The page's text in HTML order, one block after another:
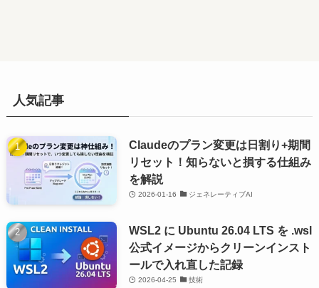
人気記事
Claudeのプラン変更は日割り+期間
リセット！知らないと損する仕組み
を解説
2026-01-16 ジェネレーティブAI
WSL2 に Ubuntu 26.04 LTS を .wsl
公式イメージからクリーンインスト
ールで入れ直した記録
2026-04-25 技術